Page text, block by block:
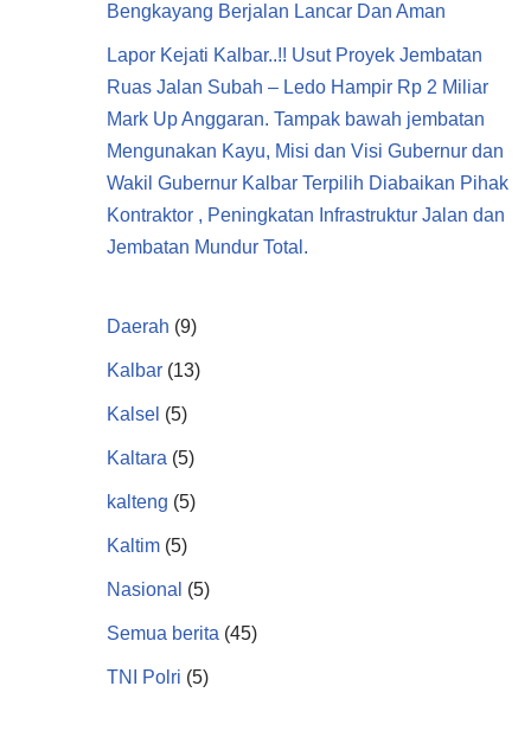
Bengkayang Berjalan Lancar Dan Aman
Lapor Kejati Kalbar..!! Usut Proyek Jembatan
Ruas Jalan Subah – Ledo Hampir Rp 2 Miliar
Mark Up Anggaran. Tampak bawah jembatan
Mengunakan Kayu, Misi dan Visi Gubernur dan
Wakil Gubernur Kalbar Terpilih Diabaikan Pihak
Kontraktor , Peningkatan Infrastruktur Jalan dan
Jembatan Mundur Total.
Daerah (9)
Kalbar(13)
Kalsel (5)
Kaltara (5)
kalteng (5)
Kaltim(5)
Nasional (5)
Semua berita (45)
TNI Polri (5)